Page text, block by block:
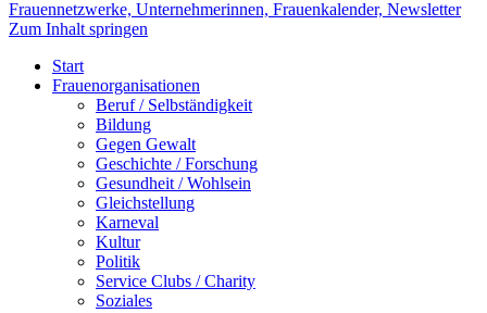
Kölner Frauenportal
Veranstaltungen für Kölnerinnen,
Frauennetzwerke, Unternehmerinnen,
Frauenkalender, Newsletter
Zum Inhalt springen
Start
Frauenorganisationen
Beruf / Selbständigkeit
Bildung
Gegen Gewalt
Geschichte / Forschung
Gesundheit / Wohlsein
Gleichstellung
Karneval
Kultur
Politik
Service Clubs / Charity
Soziales